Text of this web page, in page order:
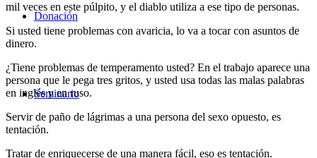
Donación
Seminario
mil veces en este púlpito, y el diablo utiliza a ese tipo de personas.
Si usted tiene problemas con avaricia, lo va a tocar con asuntos de
dinero.
¿Tiene problemas de temperamento usted? En el trabajo aparece una
persona que le pega tres gritos, y usted usa todas las malas palabras
en inglés y en ruso.
Servir de paño de lágrimas a una persona del sexo opuesto, es
tentación.
Tratar de enriquecerse de una manera fácil, eso es tentación.